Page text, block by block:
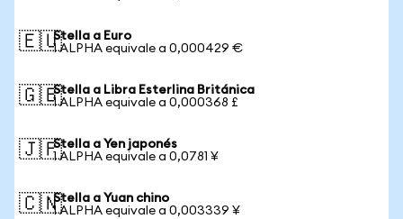
🇪🇺Stella a Euro
1 ALPHA equivale a 0,000429 €
🇬🇧Stella a Libra Esterlina Británica
1 ALPHA equivale a 0,000368 £
🇯🇵Stella a Yen japonés
1 ALPHA equivale a 0,0781 ¥
🇨🇳Stella a Yuan chino
1 ALPHA equivale a 0,003339 ¥